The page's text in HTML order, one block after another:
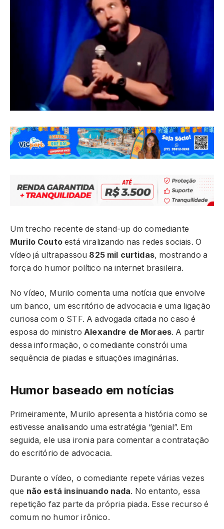
Um trecho recente de stand-up do comediante
Murilo Coutoestá viralizando nas redes sociais. O
vídeo já ultrapassou 825 mil curtidas, mostrando a
força do humor político na internet brasileira.
No vídeo, Murilo comenta uma notícia que envolve
um banco, um escritório de advocacia e uma ligação
curiosa com o STF. A advogada citada no caso é
esposa do ministroAlexandre de Moraes. A partir
dessa informação, o comediante constrói uma
sequência de piadas e situações imaginárias.
Humor baseado em notícias
Primeiramente, Murilo apresenta a história como se
estivesse analisando uma estratégia “genial”. Em
seguida, ele usa ironia para comentar a contratação
do escritório de advocacia.
Durante o vídeo, o comediante repete várias vezes
que não está insinuando nada. No entanto, essa
repetição faz parte da própria piada. Esse recurso é
comum no humor irônico.